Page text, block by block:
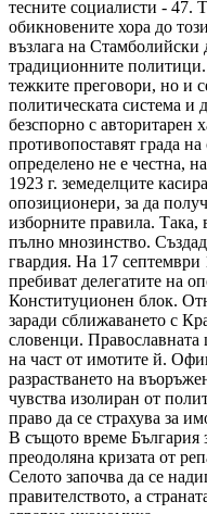
тесните социалисти - 47.
обикновените хора до
възлага на Стамболийски
традиционните
тежките преговори, но и
политическата система и
безспорно с авторитарен
противопоставят града
определено не е честна,
1923 г. земеделците
опозиционери, за да
изборните правила. Така,
пълно мнозинство.
гвардия. На 17
пребиват делегатите на
Конституционен блок.
заради сближаването с
словенци. Православната
на част от имотите й.
разрастването на
чувства изолиран от
право да се страхува за
В същото време България
преодоляна кризата от
Селото започва да се
правителството, а